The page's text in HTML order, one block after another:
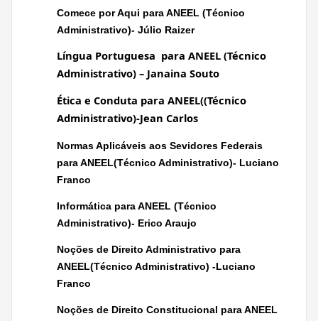
Comece por Aqui para ANEEL (Técnico
Administrativo)- Júlio Raizer
Língua Portuguesa para ANEEL (Técnico
Administrativo) – Janaina Souto
Ética e Conduta para ANEEL((Técnico
Administrativo)-Jean Carlos
Normas Aplicáveis aos Sevidores Federais
para ANEEL(Técnico Administrativo)- Luciano
Franco
Informática para ANEEL (Técnico
Administrativo)- Erico Araujo
Noções de Direito Administrativo para
ANEEL(Técnico Administrativo) -Luciano
Franco
Noções de Direito Constitucional para ANEEL